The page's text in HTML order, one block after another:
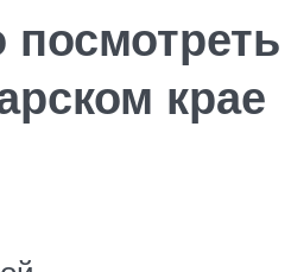
крае